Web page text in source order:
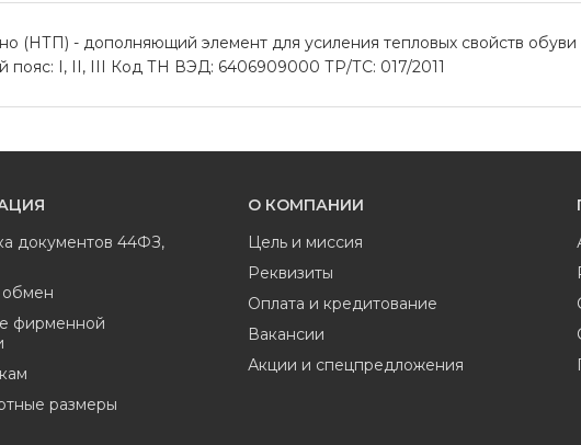
(НТП) - дополняющий элемент для усиления тепловых свойств обуви
пояс: I, II, III Код ТН ВЭД: 6406909000 ТР/ТС: 017/2011
документов 44ФЗ,
обмен
фирменной
размеры
О КОМПАНИИ
Цель и миссия
Реквизиты
Оплата и кредитование
Вакансии
Акции и спецпредложения